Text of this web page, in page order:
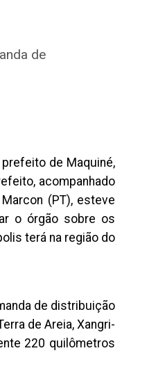
de
de Maquiné,
acompanhado
(PT), esteve
o órgão sobre os
terá na região do
de distribuição
de Areia, Xangri-
220 quilômetros